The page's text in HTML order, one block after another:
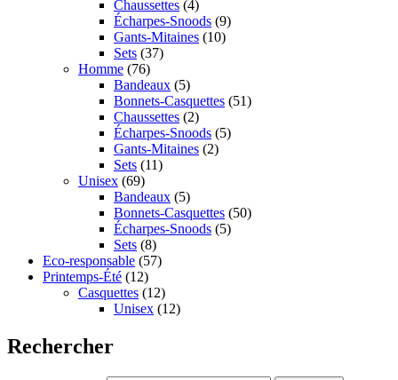
Chaussettes (4)
Écharpes-Snoods (9)
Gants-Mitaines (10)
Sets (37)
Homme (76)
Bandeaux (5)
Bonnets-Casquettes (51)
Chaussettes (2)
Écharpes-Snoods (5)
Gants-Mitaines (2)
Sets (11)
Unisex (69)
Bandeaux (5)
Bonnets-Casquettes (50)
Écharpes-Snoods (5)
Sets (8)
Eco-responsable (57)
Printemps-Été (12)
Casquettes (12)
Unisex (12)
Rechercher